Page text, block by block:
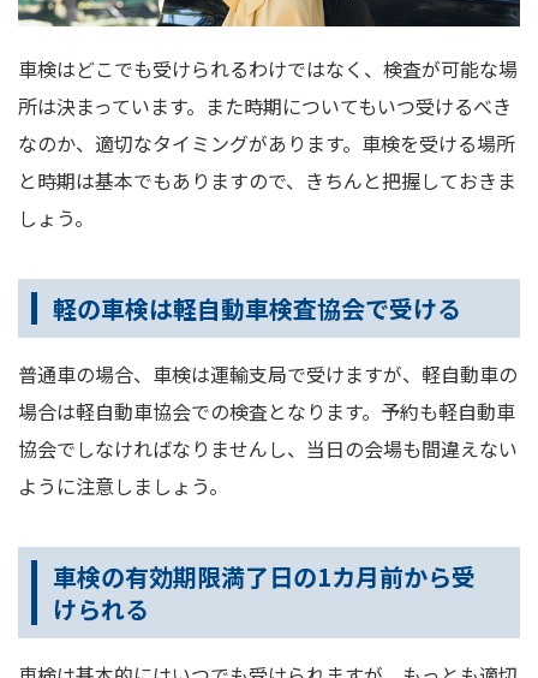
車検はどこでも受けられるわけではなく、検査が可能な場
所は決まっています。また時期についてもいつ受けるべき
なのか、適切なタイミングがあります。車検を受ける場所
と時期は基本でもありますので、きちんと把握しておきま
しょう。
軽の車検は軽自動車検査協会で受ける
普通車の場合、車検は運輸支局で受けますが、軽自動車の
場合は軽自動車協会での検査となります。予約も軽自動車
協会でしなければなりませんし、当日の会場も間違えない
ように注意しましょう。
車検の有効期限満了日の1カ月前から受
けられる